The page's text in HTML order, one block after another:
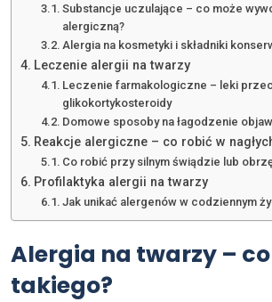
Substancje uczulające – co może
alergiczną?
Alergia na kosmetyki i składniki
Leczenie alergii na twarzy
Leczenie farmakologiczne – leki
glikokortykosteroidy
Domowe sposoby na łagodzenie
Reakcje alergiczne – co robić w
Co robić przy silnym świądzie lub
Profilaktyka alergii na twarzy
Jak unikać alergenów w codziennym
Alergia na twarzy –
takiego?